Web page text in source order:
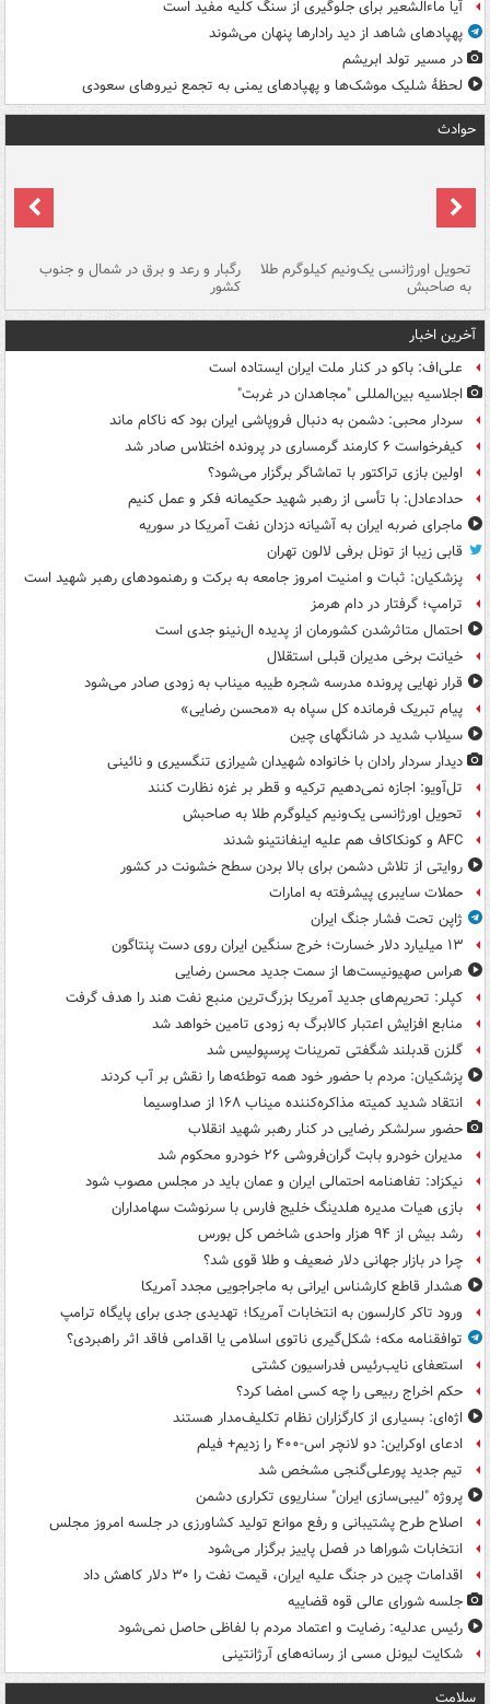
آیا ماءالشعیر برای جلوگیری از سنگ کلیه مفید است
پهپادهای شاهد از دید رادارها پنهان می‌شوند
در مسیر تولد ابریشم
لحظۀ شلیک موشک‌ها و پهپادهای یمنی به تجمع نیروهای سعودی
حوادث
تحویل اورژانسی یک‌ونیم کیلوگرم طلا
به صاحبش
رگبار و رعد و برق در شمال و جنوب
کشور
آخرین اخبار
علی‌اف: باکو در کنار ملت ایران ایستاده است
اجلاسیه بین‌المللی "مجاهدان در غربت"
سردار محبی: دشمن به دنبال فروپاشی ایران بود که ناکام ماند
کیفرخواست ۶ کارمند گرمساری در پرونده اختلاس صادر شد
اولین بازی تراکتور با تماشاگر برگزار می‌شود؟
حدادعادل: با تأسی از رهبر شهید حکیمانه فکر و عمل کنیم
ماجرای ضربه ایران به آشیانه دزدان نفت آمریکا در سوریه
قابی زیبا از تونل برفی لالون تهران
پزشکیان: ثبات و امنیت امروز جامعه به برکت و رهنمودهای رهبر شهید است
ترامپ؛ گرفتار در دام هرمز
احتمال متاثرشدن کشورمان از پدیده ال‌نینو جدی است
خیانت برخی مدیران قبلی استقلال
قرار نهایی پرونده مدرسه شجره طیبه میناب به زودی صادر می‌شود
پیام تبریک فرمانده کل سپاه به «محسن رضایی»
سیلاب شدید در شانگهای چین
دیدار سردار رادان با خانواده‌ شهیدان شیرازی تنگسیری و نائینی
تل‌آویو: اجازه نمی‌دهیم ترکیه و قطر بر غزه نظارت کنند
تحویل اورژانسی یک‌ونیم کیلوگرم طلا به صاحبش
AFC و کونکاکاف هم علیه اینفانتینو شدند
روایتی از تلاش دشمن برای بالا بردن سطح خشونت در کشور
حملات سایبری پیشرفته به امارات
ژاپن تحت فشار جنگ ایران
۱۳ میلیارد دلار خسارت؛ خرج سنگین ایران روی دست پنتاگون
هراس صهیونیست‌ها از سمت جدید محسن رضایی
کپلر: تحریم‌های جدید آمریکا بزرگ‌ترین منبع نفت هند را هدف گرفت
منابع افزایش اعتبار کالابرگ به زودی تامین خواهد شد
گلزن قدبلند شگفتی تمرینات پرسپولیس شد
پزشکیان: مردم با حضور خود همه توطئه‌ها را نقش بر آب کردند
انتقاد شدید کمیته مذاکره‌کننده میناب ۱۶۸ از صداوسیما
حضور سرلشکر رضایی در کنار رهبر شهید انقلاب
مدیران خودرو بابت گران‌فروشی ۲۶ خودرو محکوم شد
نیکزاد: تفاهنامه احتمالی ایران و عمان باید در مجلس مصوب شود
بازی هیات مدیره هلدینگ خلیج فارس با سرنوشت سهامداران
رشد بیش از ۹۴ هزار واحدی شاخص کل بورس
چرا در بازار جهانی دلار ضعیف و طلا قوی شد؟
هشدار قاطع کارشناس ایرانی به ماجراجویی مجدد آمریکا
ورود تاکر کارلسون به انتخابات آمریکا؛ تهدیدی جدی برای پایگاه ترامپ
توافقنامه مکه؛ شکل‌گیری ناتوی اسلامی یا اقدامی فاقد اثر راهبردی؟
استعفای نایب‌رئیس فدراسیون کشتی
حکم اخراج ربیعی را چه کسی امضا کرد؟
اژه‌ای: بسیاری از کارگزاران نظام تکلیف‌مدار هستند
ادعای اوکراین: دو لانچر اس-۴۰۰ را زدیم+ فیلم
تیم جدید پورعلی‌گنجی مشخص شد
پروژه "لیبی‌سازی ایران" سناریوی تکراری دشمن
اصلاح طرح پشتیبانی و رفع موانع تولید کشاورزی در جلسه امروز مجلس
انتخابات شوراها در فصل پاییز برگزار می‌شود
اقدامات چین در جنگ علیه ایران، قیمت نفت را ۳۰ دلار کاهش داد
جلسه شورای عالی قوه قضاییه
رئیس عدلیه: رضایت و اعتماد مردم با لفاظی حاصل نمی‌شود
شکایت لیونل مسی از رسانه‌های آرژانتینی
سلامت